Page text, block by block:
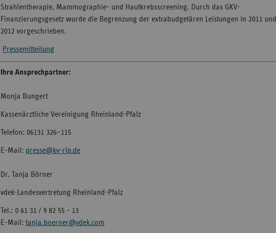
Strahlentherapie, Mammographie- und Hautkrebsscreening. Durch das GKV-
Finanzierungsgesetz wurde die Begrenzung der extrabudgetären Leistungen in 2011 und
2012 vorgeschrieben.
Pressemitteilung
Ihre Ansprechpartner:
Monja Bungert
Kassenärztliche Vereinigung Rheinland-Pfalz
Telefon: 06131 326–115
E-Mail: presse@kv-rlp.de
Dr. Tanja Börner
vdek-Landesvertretung Rheinland-Pfalz
Tel.: 0 61 31 / 9 82 55 - 13
E-Mail:tanja.boerner@vdek.com